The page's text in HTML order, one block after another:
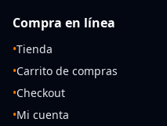
Compra en línea
•Tienda
•Carrito de compras
•Checkout
•Mi cuenta